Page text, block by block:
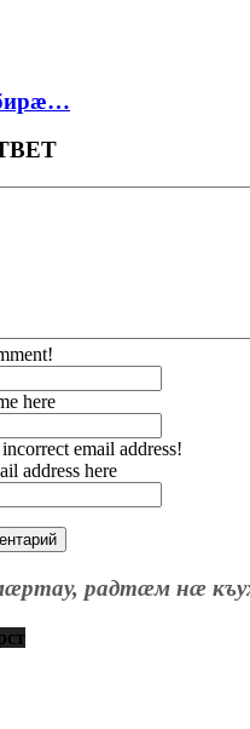
here
email address!
address here
радтæм нæ